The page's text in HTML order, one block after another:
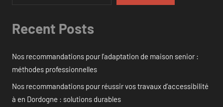
Recent Posts
Nos recommandations pour l’adaptation de maison senior :
méthodes professionnelles
Nos recommandations pour réussir vos travaux d’accessibilité
à en Dordogne : solutions durables